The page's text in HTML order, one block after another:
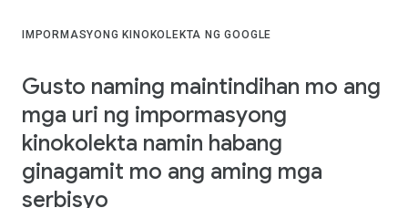
IMPORMASYONG KINOKOLEKTA NG GOOGLE
Gusto naming maintindihan mo ang
mga uri ng impormasyong
kinokolekta namin habang
ginagamit mo ang aming mga
serbisyo